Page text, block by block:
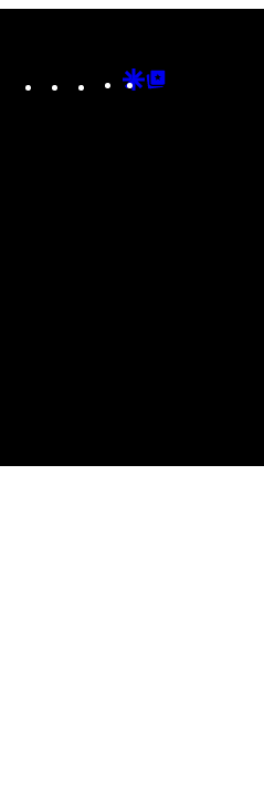
Instagram
TikTokYouTube
Google